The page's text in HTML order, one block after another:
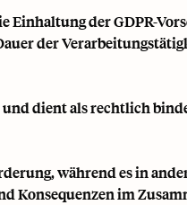
Einhaltung der GDPR-
der
dient als rechtlich
während es in
Konsequenzen im